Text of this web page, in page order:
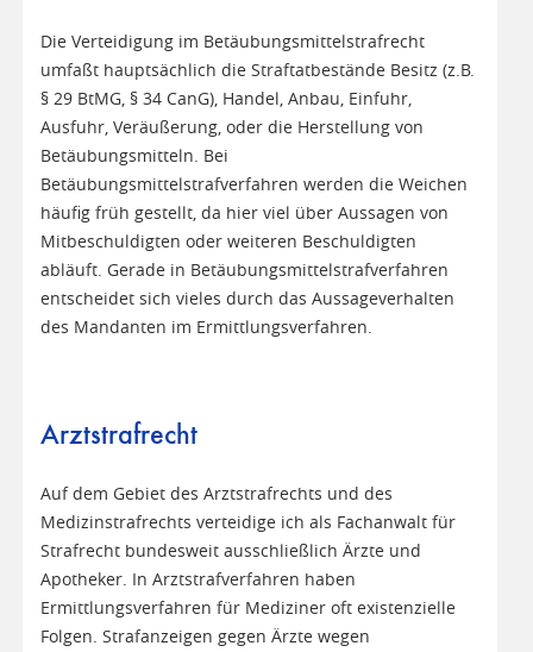
Die Verteidigung im Betäubungsmittelstrafrecht
umfaßt hauptsächlich die Straftatbestände Besitz (z.B.
§ 29 BtMG, § 34 CanG), Handel, Anbau, Einfuhr,
Ausfuhr, Veräußerung, oder die Herstellung von
Betäubungsmitteln. Bei
Betäubungsmittelstrafverfahren werden die Weichen
häufig früh gestellt, da hier viel über Aussagen von
Mitbeschuldigten oder weiteren Beschuldigten
abläuft. Gerade in Betäubungsmittelstrafverfahren
entscheidet sich vieles durch das Aussageverhalten
des Mandanten im Ermittlungsverfahren.
Arztstrafrecht
Auf dem Gebiet des Arztstrafrechts und des
Medizinstrafrechts verteidige ich als Fachanwalt für
Strafrecht bundesweit ausschließlich Ärzte und
Apotheker. In Arztstrafverfahren haben
Ermittlungsverfahren für Mediziner oft existenzielle
Folgen. Strafanzeigen gegen Ärzte wegen